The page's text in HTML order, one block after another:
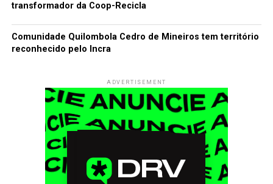
transformador da Coop-Recicla
Comunidade Quilombola Cedro de Mineiros tem território
reconhecido pelo Incra
ADVERTISEMENT